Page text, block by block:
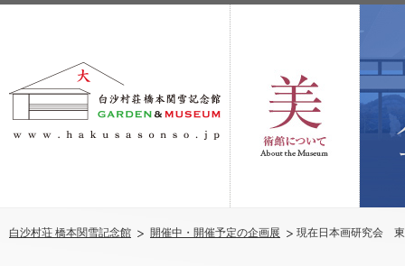
白沙村荘 橋本関雪記念館 開催中・開催予定の企画展 現在日本画研究会